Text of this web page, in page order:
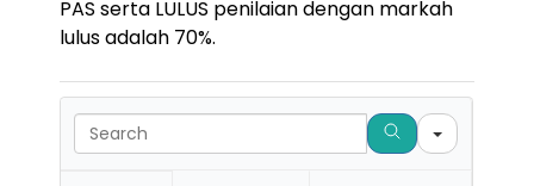
PAS serta LULUS penilaian dengan markah
lulus adalah 70%.